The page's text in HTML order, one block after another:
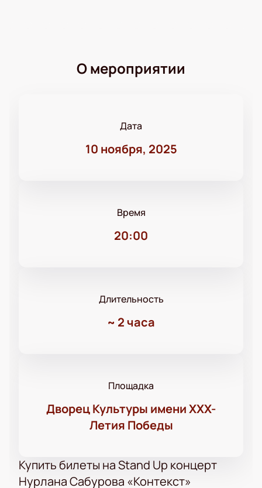
О мероприятии
Дата
10 ноября, 2025
Время
20:00
Длительность
~ 2 часа
Площадка
Дворец Культуры имени ХХХ-
Летия Победы
Купить билеты на Stand Up концерт
Нурлана Сабурова «Контекст»